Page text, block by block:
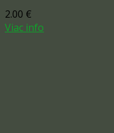
2.00 €
Viac info